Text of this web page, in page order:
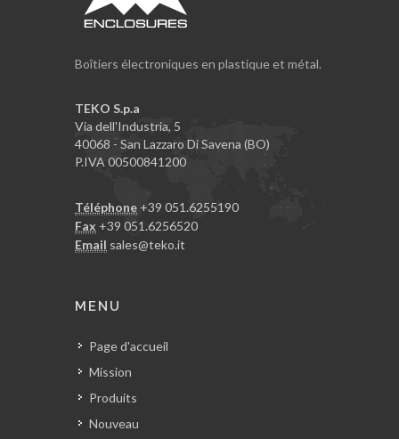
Boîtiers électroniques en plastique et métal.
TEKO S.p.a
Via dell'Industria, 5
40068 - San Lazzaro Di Savena (BO)
P.IVA 00500841200
Téléphone +39 051.6255190
Fax +39 051.6256520
Email sales@teko.it
MENU
Page d'accueil
Mission
Produits
Nouveau